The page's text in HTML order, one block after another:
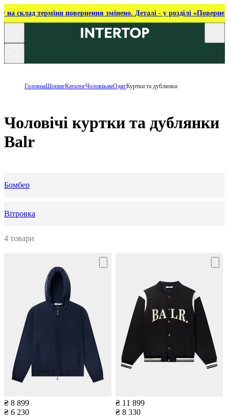
на склад терміни повернення змінено. Деталі - у розділі
ГоловнаШопінгКаталогЧоловікамОдягКуртки та дублянки
Чоловічі куртки та дублянки
Balr
Бомбер
Вітровка
4 товари
₴ 8 899
₴ 6 230
₴ 11 899
₴ 8 330